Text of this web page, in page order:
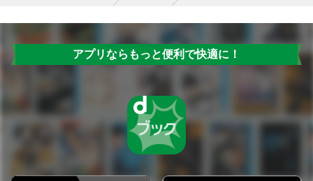
アプリならもっと便利で快適に！